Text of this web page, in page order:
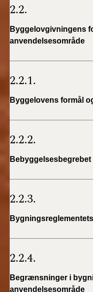
Tidligere BR
2010)
2.2.
Byggelovgivningens
anvendelsesområde
2.2.1.
Byggelovens formål
2.2.2.
Bebyggelsesbegrebet
2.2.3.
2.2.4.
Begrænsninger i
anvendelsesområde